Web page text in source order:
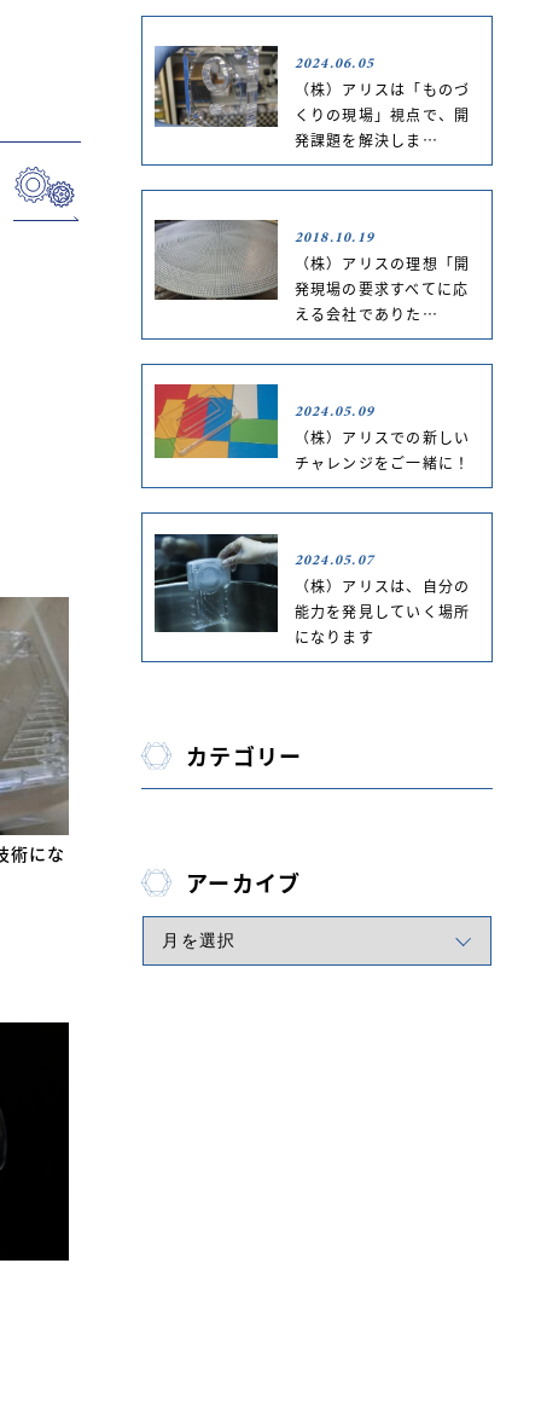
術にな
2024.06.05
（株）アリスは「ものづ
くりの現場」視点で、開
発課題を解決しま…
2018.10.19
（株）アリスの理想「開
発現場の要求すべてに応
える会社でありた…
2024.05.09
（株）アリスでの新しい
チャレンジをご一緒に！
2024.05.07
（株）アリスは、自分の
能力を発見していく場所
になります
カテゴリー
アーカイブ